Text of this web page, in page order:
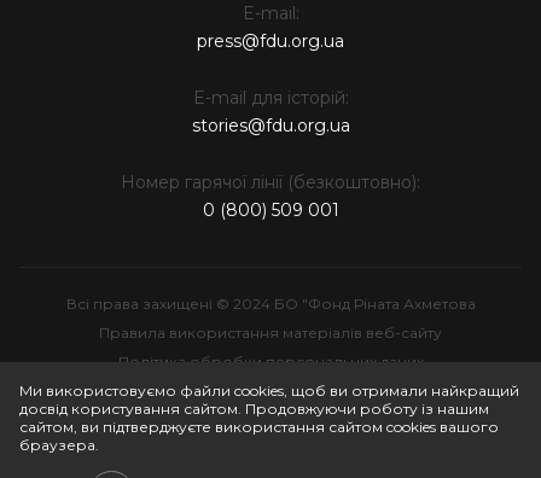
E-mail:
press@fdu.org.ua
E-mail для історій:
stories@fdu.org.ua
Номер гарячої лінії (безкоштовно):
0 (800) 509 001
Всі права захищені © 2024 БО "Фонд Ріната Ахметова
Правила використання матеріалів веб-сайту
Політика обробки персональних даних
Інтелектуальна власність
Ми використовуємо файли cookies, щоб ви отримали найкращий
досвід користування сайтом. Продовжуючи роботу із нашим
сайтом, ви підтверджуєте використання сайтом cookies вашого
браузера.